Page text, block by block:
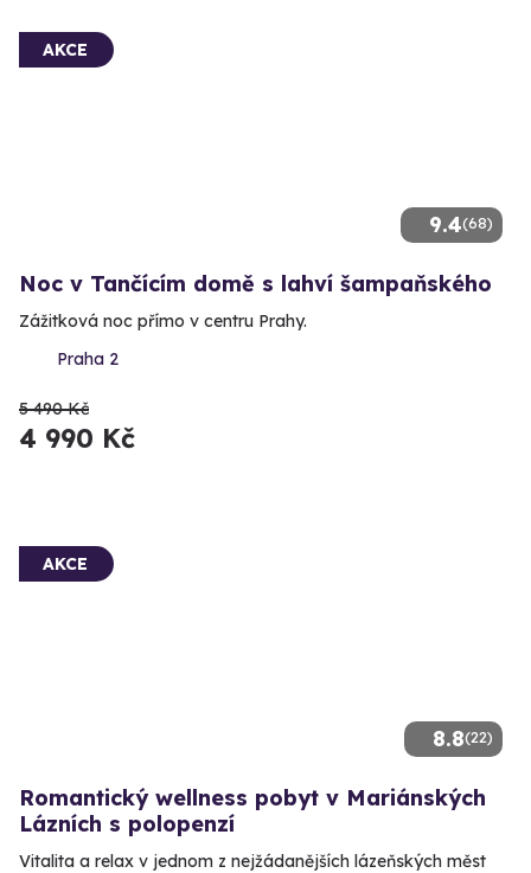
9.4(68)
AKCE
Noc v Tančícím domě s lahví šampaňského
Zážitková noc přímo v centru Prahy.
Praha 2
5 490 Kč
4 990 Kč
8.8(22)
AKCE
Romantický wellness pobyt v Mariánských
Lázních s polopenzí
Vitalita a relax v jednom z nejžádanějších lázeňských měst